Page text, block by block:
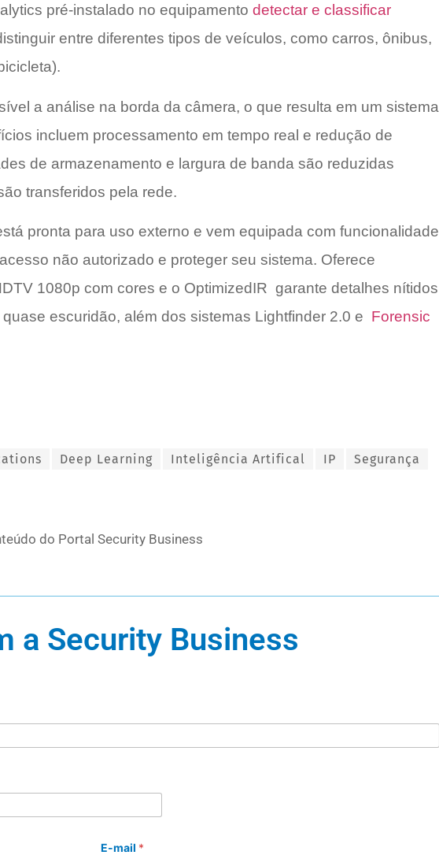
pré-instalado no equipamento detectar e classificar
entre diferentes tipos de veículos, como carros, ônibus,
a análise na borda da câmera, o que resulta em um sistema
incluem processamento em tempo real e redução de
de armazenamento e largura de banda são reduzidas
transferidos pela rede.
pronta para uso externo e vem equipada com funcionalidade
não autorizado e proteger seu sistema. Oferece
1080p com cores e o OptimizedIR garante detalhes nítidos
escuridão, além dos sistemas Lightfinder 2.0 e Forensic
Deep Learning Inteligência Artifical IP Segurança
do Portal Security Business
a Security Business
E-mail *